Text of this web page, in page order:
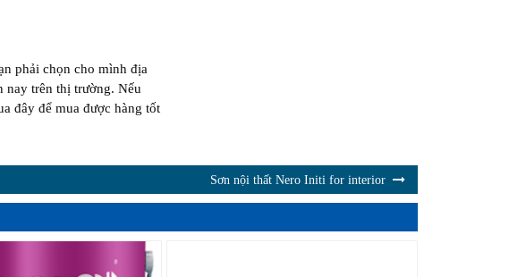
phải chọn cho mình địa
nay trên thị trường. Nếu
đây để mua được hàng tốt
Sơn nội thất Nero Initi for interior